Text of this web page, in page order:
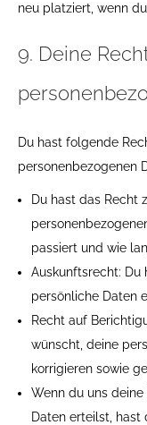
neu platziert, wenn
9. Deine
Du hast folgende
personenbezogenen
Du hast das Recht
passiert und wie
Auskunftsrecht: Du
persönliche Daten
Recht auf
wünscht, deine
korrigieren sowie
Wenn du uns
Daten erteilst, hast